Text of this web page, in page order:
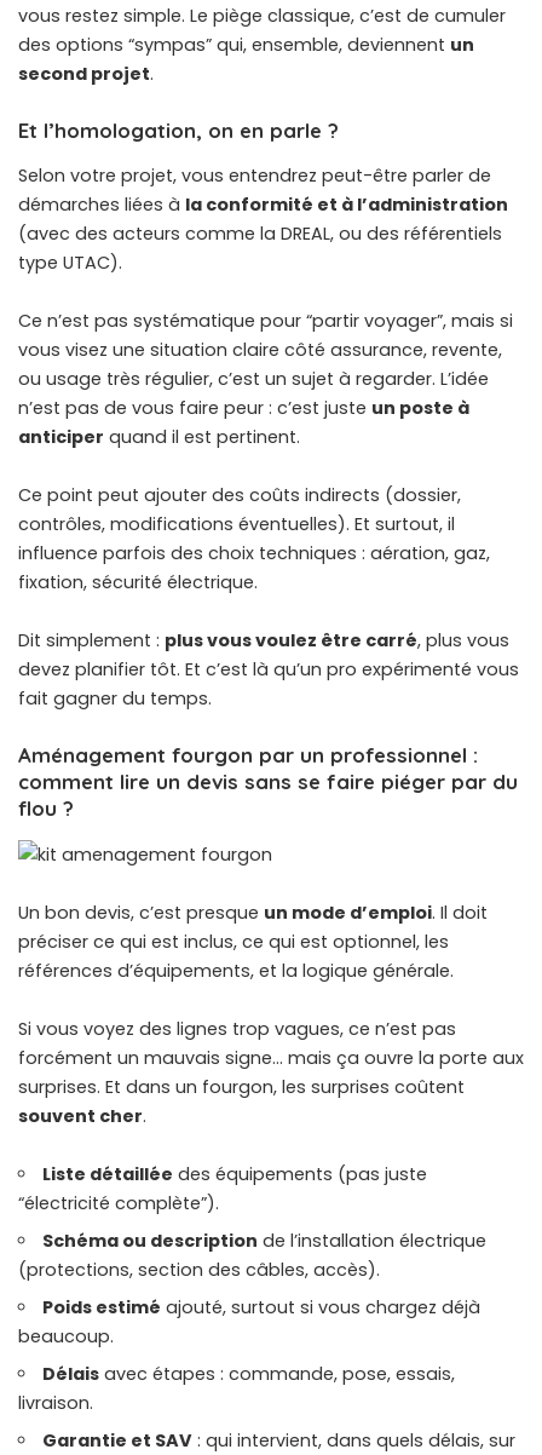
vous restez simple. Le piège classique, c’est de cumuler
des options “sympas” qui, ensemble, deviennent un
second projet.
Et l’homologation, on en parle ?
Selon votre projet, vous entendrez peut-être parler de
démarches liées à la conformité et à l’administration
(avec des acteurs comme la DREAL, ou des référentiels
type UTAC).
Ce n’est pas systématique pour “partir voyager”, mais si
vous visez une situation claire côté assurance, revente,
ou usage très régulier, c’est un sujet à regarder. L’idée
n’est pas de vous faire peur : c’est juste un poste à
anticiper quand il est pertinent.
Ce point peut ajouter des coûts indirects (dossier,
contrôles, modifications éventuelles). Et surtout, il
influence parfois des choix techniques : aération, gaz,
fixation, sécurité électrique.
Dit simplement : plus vous voulez être carré, plus vous
devez planifier tôt. Et c’est là qu’un pro expérimenté vous
fait gagner du temps.
Aménagement fourgon par un professionnel :
comment lire un devis sans se faire piéger par du
flou ?
Un bon devis, c’est presque un mode d’emploi. Il doit
préciser ce qui est inclus, ce qui est optionnel, les
références d’équipements, et la logique générale.
Si vous voyez des lignes trop vagues, ce n’est pas
forcément un mauvais signe… mais ça ouvre la porte aux
surprises. Et dans un fourgon, les surprises coûtent
souvent cher.
Liste détaillée des équipements (pas juste
“électricité complète”).
Schéma ou description de l’installation électrique
(protections, section des câbles, accès).
Poids estimé ajouté, surtout si vous chargez déjà
beaucoup.
Délais avec étapes : commande, pose, essais,
livraison.
Garantie et SAV : qui intervient, dans quels délais, sur